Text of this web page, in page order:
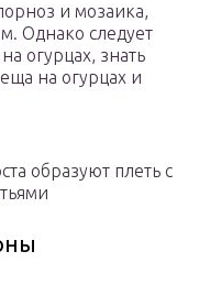
и мозаика,
Однако следует
огурцах, знать
на огурцах и
образуют плеть с